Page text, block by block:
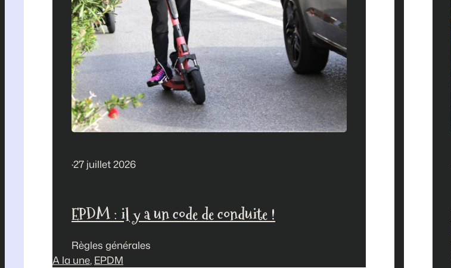
·27 juillet 2026
EPDM : il y a un code de conduite !
Règles générales
A la une, EPDM